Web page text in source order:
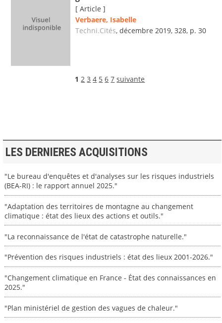
[ Article ]
Verbaere, Isabelle
Techni.Cités, décembre 2019, 328, p. 30
1 2 3 4 5 6 7 suivante
LES DERNIERES ACQUISITIONS
"Le bureau d'enquêtes et d'analyses sur les risques industriels
(BEA-RI) : le rapport annuel 2025."
"Adaptation des territoires de montagne au changement
climatique : état des lieux des actions et outils."
"La reconnaissance de l'état de catastrophe naturelle."
"Prévention des risques industriels : état des lieux 2001-2026."
"Changement climatique en France - État des connaissances en
2025."
"Plan ministériel de gestion des vagues de chaleur."